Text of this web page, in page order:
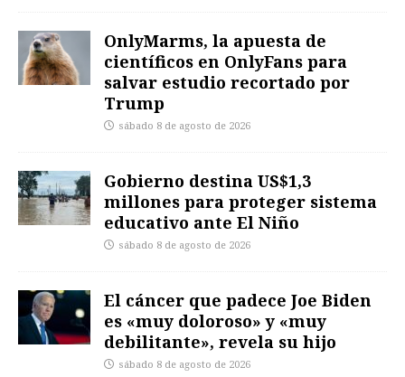
OnlyMarms, la apuesta de
científicos en OnlyFans para
salvar estudio recortado por
Trump
sábado 8 de agosto de 2026
Gobierno destina US$1,3
millones para proteger sistema
educativo ante El Niño
sábado 8 de agosto de 2026
El cáncer que padece Joe Biden
es «muy doloroso» y «muy
debilitante», revela su hijo
sábado 8 de agosto de 2026